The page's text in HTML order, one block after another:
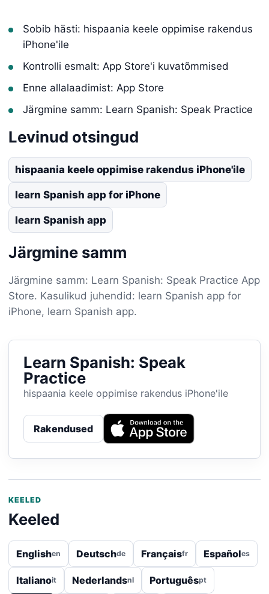
Sobib hästi: hispaania keele oppimise rakendus
iPhone'ile
Kontrolli esmalt: App Store'i kuvatõmmised
Enne allalaadimist: App Store
Järgmine samm: Learn Spanish: Speak Practice
Levinud otsingud
hispaania keele oppimise rakendus iPhone'ile
learn Spanish app for iPhone
learn Spanish app
Järgmine samm
Järgmine samm: Learn Spanish: Speak Practice App
Store. Kasulikud juhendid: learn Spanish app for
iPhone, learn Spanish app.
Learn Spanish: Speak
Practice
hispaania keele oppimise rakendus iPhone'ile
Rakendused
KEELED
Keeled
Englishen Deutschde Françaisfr Españoles
Italianoit Nederlandsnl Portuguêspt